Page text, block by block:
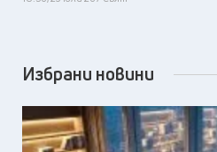
Избрани новини